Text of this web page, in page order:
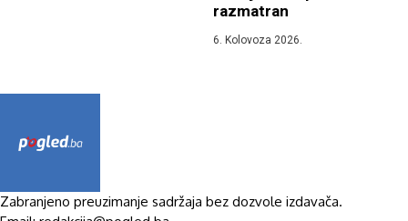
razmatran
6. Kolovoza 2026.
Zabranjeno preuzimanje sadržaja bez dozvole izdavača.